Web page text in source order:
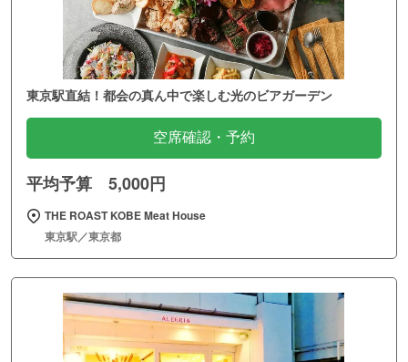
東京駅直結！都会の真ん中で楽しむ光のビアガーデン
空席確認・予約
平均予算 5,000円
THE ROAST KOBE Meat House
東京駅／東京都